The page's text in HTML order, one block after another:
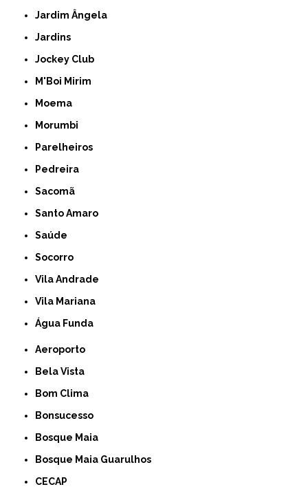
Jardim Ângela
Jardins
Jockey Club
M'Boi Mirim
Moema
Morumbi
Parelheiros
Pedreira
Sacomã
Santo Amaro
Saúde
Socorro
Vila Andrade
Vila Mariana
Água Funda
Aeroporto
Bela Vista
Bom Clima
Bonsucesso
Bosque Maia
Bosque Maia Guarulhos
CECAP